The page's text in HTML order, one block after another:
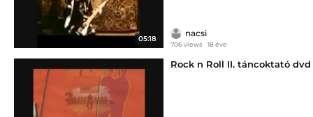
05:18
nacsi
706 views 18 éve
Rock n Roll II. táncoktató dvd